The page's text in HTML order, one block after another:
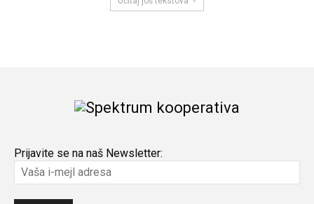
Prijavite se na naš Newsletter: